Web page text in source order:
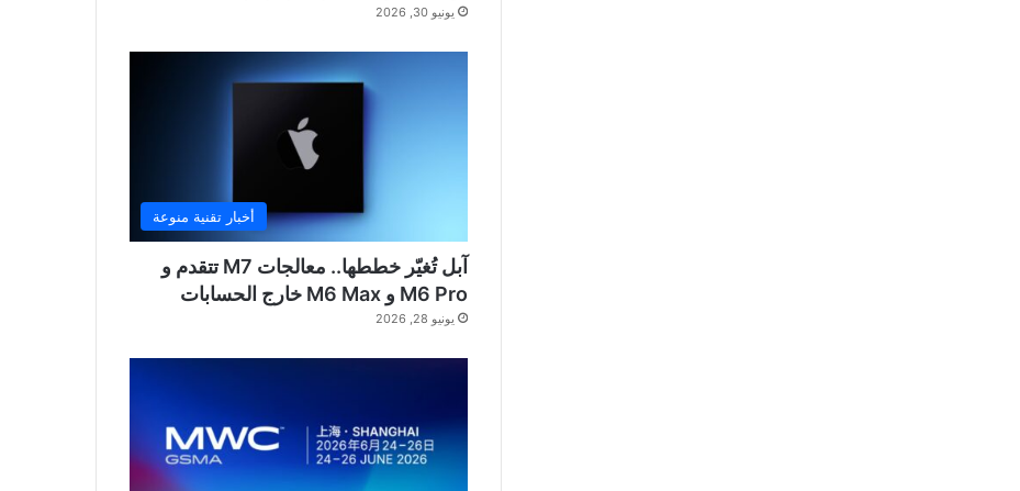
يونيو 30, 2026
أخبار تقنية منوعة
آبل تُغيّر خططها.. معالجات M7 تتقدم و
M6 Pro و M6 Max خارج الحسابات
يونيو 28, 2026